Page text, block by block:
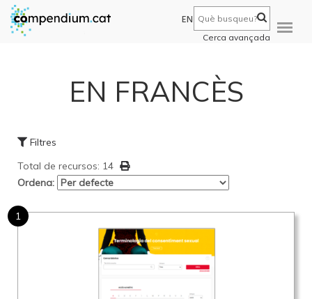
EN
Cerca avançada
EN FRANCÈS
Filtres
Total de recursos: 14
Ordena:
1